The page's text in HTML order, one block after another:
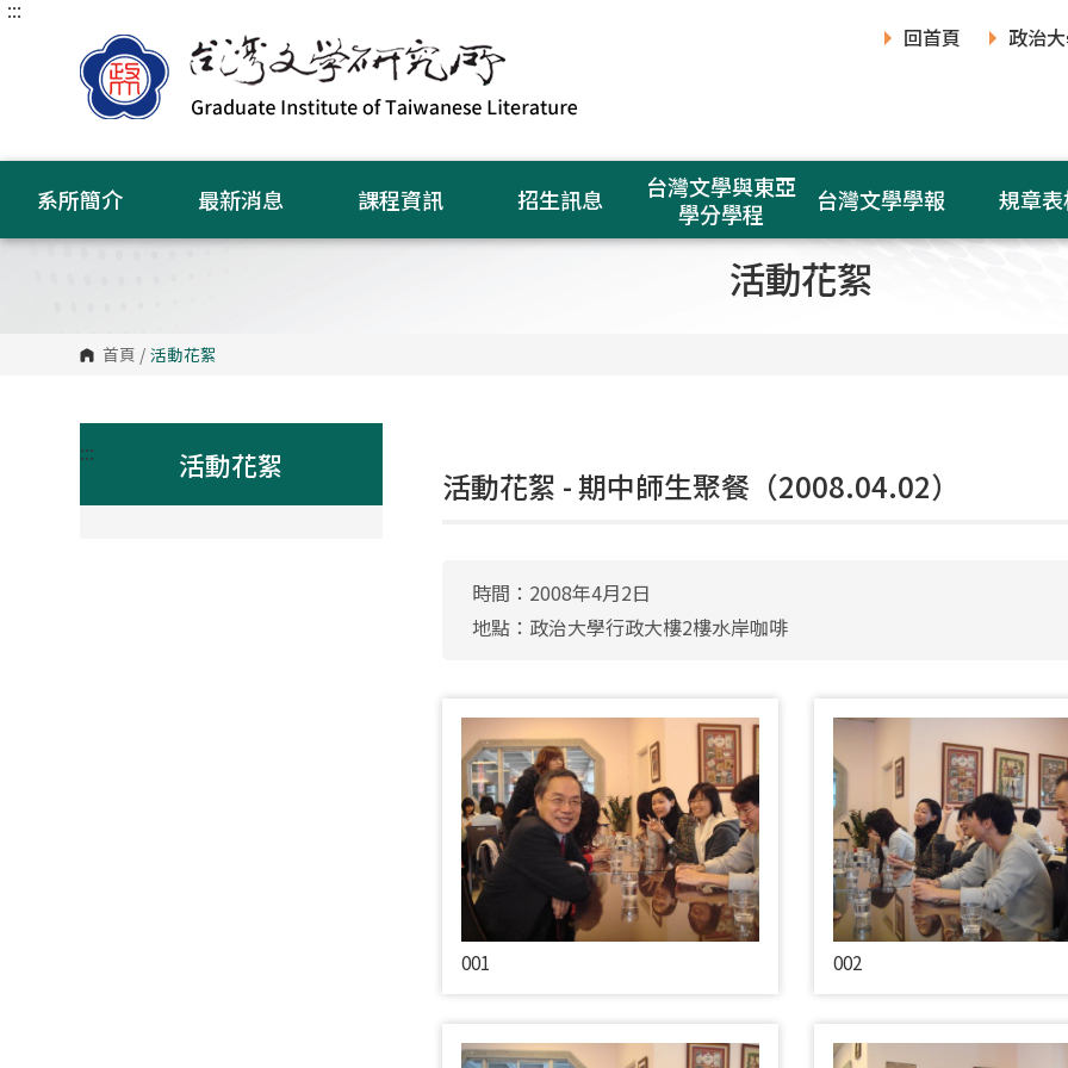
跳
:::
回首頁
政治
系所簡介 最新消息 課程資訊 招生訊息
台灣文學與東亞
學分學程
台灣文學學報 規章
活動花絮
首頁 / 活動花絮
活動花絮
:::
活動花絮 - 期中師生聚餐（2008.04.02）
時間：2008年4月2日
地點：政治大學行政大樓2樓水岸咖啡
001 002